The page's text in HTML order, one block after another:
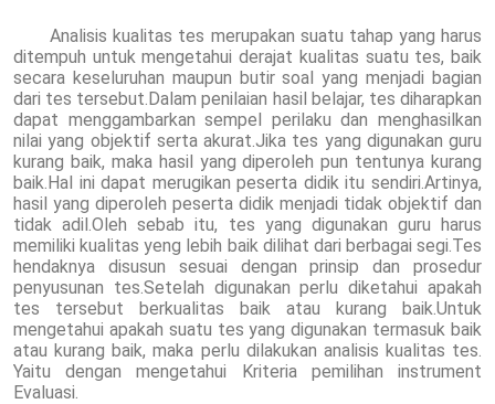
Analisis kualitas tes merupakan suatu tahap yang harus
ditempuh untuk mengetahui derajat kualitas suatu tes, baik
secara keseluruhan maupun butir soal yang menjadi bagian
dari tes tersebut.Dalam penilaian hasil belajar, tes diharapkan
dapat menggambarkan sempel perilaku dan menghasilkan
nilai yang objektif serta akurat.Jika tes yang digunakan guru
kurang baik, maka hasil yang diperoleh pun tentunya kurang
baik.Hal ini dapat merugikan peserta didik itu sendiri.Artinya,
hasil yang diperoleh peserta didik menjadi tidak objektif dan
tidak adil.Oleh sebab itu, tes yang digunakan guru harus
memiliki kualitas yeng lebih baik dilihat dari berbagai segi.Tes
hendaknya disusun sesuai dengan prinsip dan prosedur
penyusunan tes.Setelah digunakan perlu diketahui apakah
tes tersebut berkualitas baik atau kurang baik.Untuk
mengetahui apakah suatu tes yang digunakan termasuk baik
atau kurang baik, maka perlu dilakukan analisis kualitas tes.
Yaitu dengan mengetahui Kriteria pemilihan instrument
Evaluasi.